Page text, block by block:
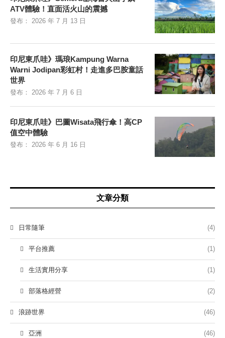
ATV體驗！直面活火山的震撼
發布： 2026 年 7 月 13 日
印尼東爪哇》瑪琅Kampung Warna
Warni Jodipan彩虹村！走進多巴胺童話
世界
發布： 2026 年 7 月 6 日
印尼東爪哇》巴圖Wisata飛行傘！高CP
值空中體驗
發布： 2026 年 6 月 16 日
文章分類
日常隨筆 (4)
平台推薦 (1)
生活實用分享 (1)
部落格經營 (2)
浪跡世界 (46)
亞洲 (46)